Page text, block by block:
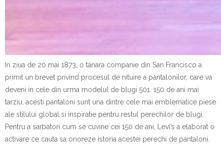
In ziua de 20 mai 1873, o tanara companie din San Francisco a
primit un brevet privind procesul de nituire a pantalonilor, care va
deveni in cele din urma modelul de blugi 501. 150 de ani mai
tarziu, acesti pantaloni sunt una dintre cele mai emblematice piese
ale stilului global si inspiratie pentru restul perechilor de blugi.
Pentru a sarbatori cum se cuvine cei 150 de ani, Levi’s a elaborat o
activare ce cauta sa onoreze istoria acestei perechi de pantaloni.